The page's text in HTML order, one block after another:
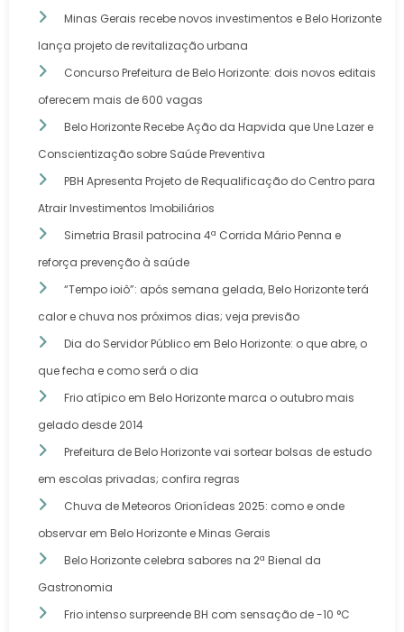
Minas Gerais recebe novos investimentos e Belo Horizonte
lança projeto de revitalização urbana
Concurso Prefeitura de Belo Horizonte: dois novos editais
oferecem mais de 600 vagas
Belo Horizonte Recebe Ação da Hapvida que Une Lazer e
Conscientização sobre Saúde Preventiva
PBH Apresenta Projeto de Requalificação do Centro para
Atrair Investimentos Imobiliários
Simetria Brasil patrocina 4ª Corrida Mário Penna e
reforça prevenção à saúde
“Tempo ioiô”: após semana gelada, Belo Horizonte terá
calor e chuva nos próximos dias; veja previsão
Dia do Servidor Público em Belo Horizonte: o que abre, o
que fecha e como será o dia
Frio atípico em Belo Horizonte marca o outubro mais
gelado desde 2014
Prefeitura de Belo Horizonte vai sortear bolsas de estudo
em escolas privadas; confira regras
Chuva de Meteoros Orionídeas 2025: como e onde
observar em Belo Horizonte e Minas Gerais
Belo Horizonte celebra sabores na 2ª Bienal da
Gastronomia
Frio intenso surpreende BH com sensação de -10 °C